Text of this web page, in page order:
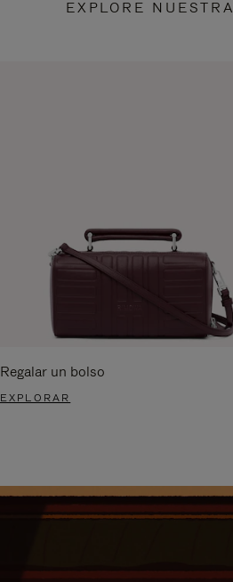
EXPLORE
Regalar un bolso
EXPLORAR